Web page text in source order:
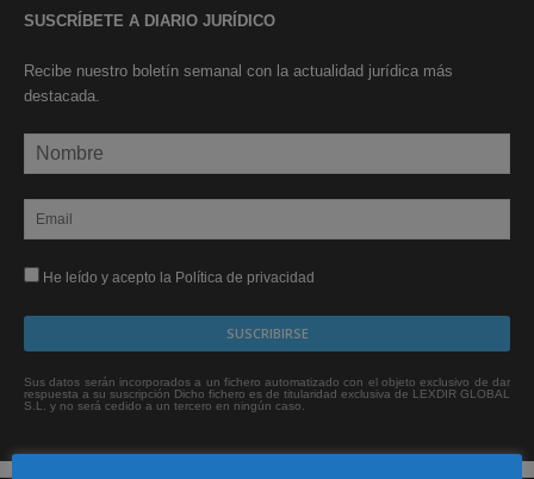
SUSCRÍBETE A DIARIO JURÍDICO
Recibe nuestro boletín semanal con la actualidad jurídica más
destacada.
He leído y acepto la Política de privacidad
Sus datos serán incorporados a un fichero automatizado con el objeto exclusivo de dar
respuesta a su suscripción Dicho fichero es de titularidad exclusiva de LEXDIR GLOBAL
S.L. y no será cedido a un tercero en ningún caso.